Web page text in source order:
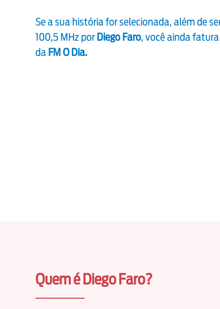
Se a sua história for selecionada, além de
100,5 MHz por Diego Faro, você ainda
da FM O Dia.
Quem é Diego Faro?